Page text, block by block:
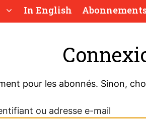
In English
pour les abonnés. Sinon,
ou adresse e-mail